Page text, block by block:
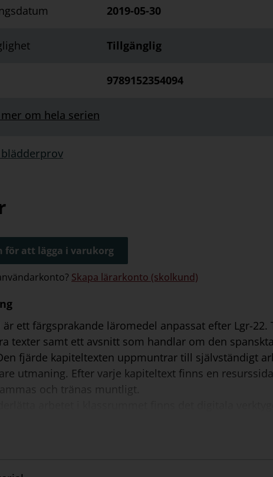
2019-05-30
Tillgänglig
9789152354094
mer om hela serien
blädderprov
för att lägga i varukorg
Skapa lärarkonto (skolkund)
är ett färgsprakande läromedel anpassat efter Lgr-
texter samt ett avsnitt som handlar om den
fjärde kapiteltexten uppmuntrar till självständigt
utmaning. Efter varje kapiteltext finns en
och tränas muntligt.
hålla genomgångar, gå igenom svar och spela